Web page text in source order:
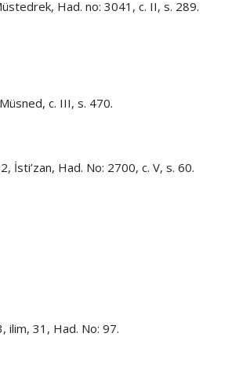
Had. no: 3041, c. II, s. 289.
c. III, s. 470.
İsti’zan, Had. No: 2700, c. V, s. 60.
ilim, 31, Had. No: 97.